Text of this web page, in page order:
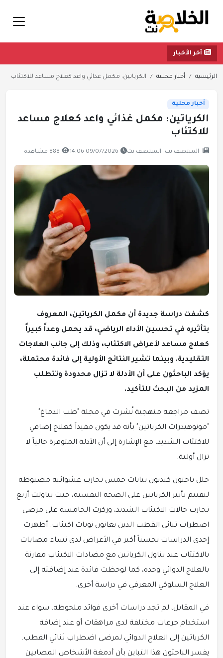
آخر الأخبار
الرئيسية أخبار محلية الكرياتين: مكمل غذائي واعد كعلاج مساعد للاكتئاب
أخبار محلية
الكرياتين: مكمل غذائي واعد كعلاج مساعد
للاكتئاب
المنتصف نت- المنتصف نت 09/07/2026 14:06 888 مشاهدة
كشفت دراسة جديدة أن مكمل الكرياتين، المعروف
بتأثيره في تحسين الأداء الرياضي، قد يحمل وعداً كبيراً
كعلاج مساعد لأعراض الاكتئاب، وذلك إلى جانب العلاجات
التقليدية. وبينما تشير النتائج الأولية إلى فائدة محتملة،
يؤكد الباحثون على أن الأدلة لا تزال محدودة وتتطلب
المزيد من البحث للتأكيد.
تصف مراجعة منهجية نُشرت في مجلة "طب الدماغ"
"مونوهيدرات الكرياتين" بأنه قد يكون مفيداً كعلاج إضافي
للاكتئاب الشديد، مع الإشارة إلى أن الأدلة المتوفرة حالياً لا
تزال أولية.
حلل باحثون كنديون بيانات خمس تجارب عشوائية مضبوطة
لتقييم تأثير الكرياتين على الصحة النفسية، حيث تناولت أربع
تجارب حالات الاكتئاب الشديد، وركزت الخامسة على مرضى
اضطراب ثنائي القطب الذين يعانون نوبات اكتئاب. أظهرت
إحدى الدراسات تحسناً أكبر في الأعراض لدى نساء مصابات
بالاكتئاب عند تناول الكرياتين مع مضادات الاكتئاب مقارنة
بالعلاج الدوائي وحده، كما لوحظت فائدة عند إضافته إلى
العلاج السلوكي المعرفي في دراسة أخرى.
في المقابل، لم تجد دراسات أخرى فوائد ملحوظة، سواء عند
استخدام جرعات مختلفة لدى مراهقات أو عند إضافة
الكرياتين إلى العلاج الدوائي لمرضى اضطراب ثنائي القطب.
يفسر الباحثون هذا التباين بأن أدمغة الأشخاص المصابين